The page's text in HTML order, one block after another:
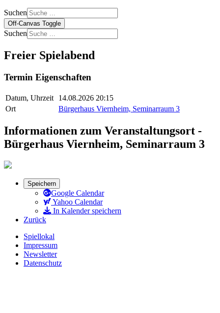
Suchen
Off-Canvas Toggle
Suchen
Freier Spielabend
Termin Eigenschaften
Datum, Uhrzeit
14.08.2026 20:15
Ort
Bürgerhaus Viernheim, Seminarraum 3
Informationen zum Veranstaltungsort -
Bürgerhaus Viernheim, Seminarraum 3
Speichern
Google Calendar
Yahoo Calendar
In Kalender speichern
Zurück
Spiellokal
Impressum
Newsletter
Datenschutz